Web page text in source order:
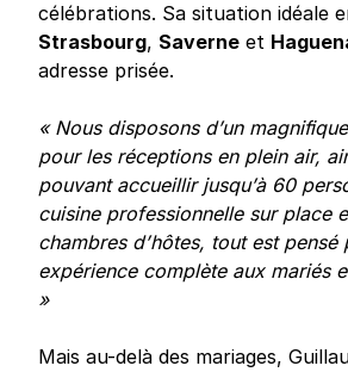
célébrations. Sa situation idéale
Strasbourg, Saverne et
adresse prisée.
« Nous disposons d’un
pour les réceptions en plein air,
pouvant accueillir jusqu’à 60
cuisine professionnelle sur place
chambres d’hôtes, tout est
expérience complète aux mariés
»
Mais au-delà des mariages,